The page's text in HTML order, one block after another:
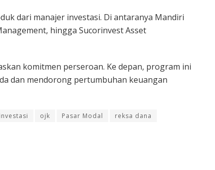
dari manajer investasi. Di antaranya Mandiri
hingga Sucorinvest Asset
komitmen perseroan. Ke depan, program ini
dan mendorong pertumbuhan keuangan
investasi ojk Pasar Modal reksa dana